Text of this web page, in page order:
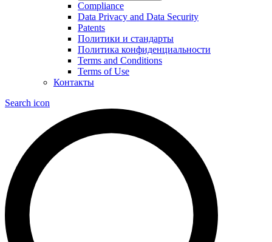
Compliance
Data Privacy and Data Security
Patents
Политики и стандарты
Политика конфиденциальности
Terms and Conditions
Terms of Use
Контакты
Search icon